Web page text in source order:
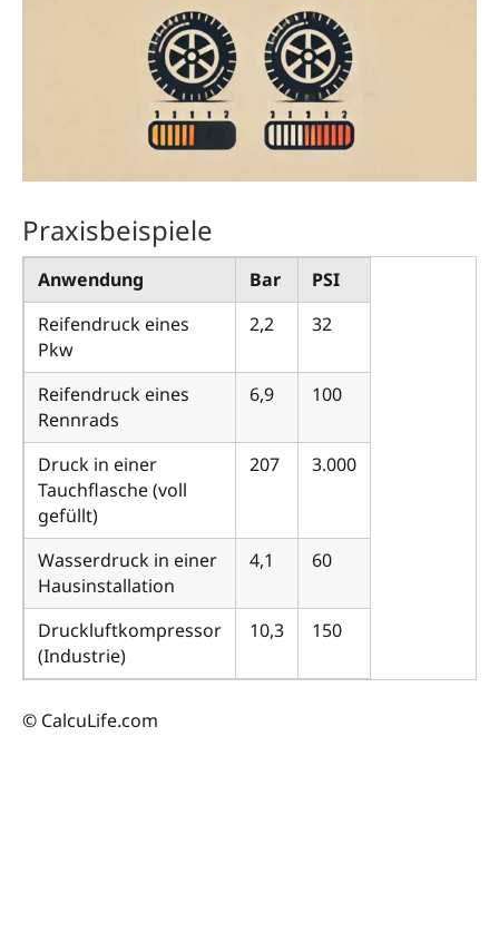
Praxisbeispiele
Anwendung Bar
PSI
Reifendruck eines
Pkw
2,2 32
Reifendruck eines
Rennrads
6,9 100
Druck in einer
Tauchflasche (voll
gefüllt)
207 3.000
Wasserdruck in einer
Hausinstallation
4,1 60
Druckluftkompressor
(Industrie)
10,3 150
© CalcuLife.com